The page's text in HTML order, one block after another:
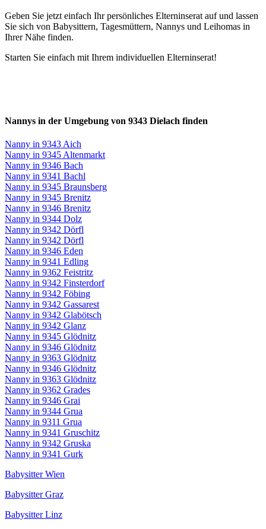
Geben Sie jetzt einfach Ihr persönliches Elterninserat auf und lassen
Sie sich von Babysittern, Tagesmüttern, Nannys und Leihomas in
Ihrer Nähe finden.
Starten Sie einfach mit Ihrem individuellen Elterninserat!
Nannys in der Umgebung von 9343 Dielach finden
Nanny in 9343 Aich
Nanny in 9345 Altenmarkt
Nanny in 9346 Bach
Nanny in 9341 Bachl
Nanny in 9345 Braunsberg
Nanny in 9345 Brenitz
Nanny in 9346 Brenitz
Nanny in 9344 Dolz
Nanny in 9342 Dörfl
Nanny in 9342 Dörfl
Nanny in 9346 Eden
Nanny in 9341 Edling
Nanny in 9362 Feistritz
Nanny in 9342 Finsterdorf
Nanny in 9342 Föbing
Nanny in 9342 Gassarest
Nanny in 9342 Glabötsch
Nanny in 9342 Glanz
Nanny in 9345 Glödnitz
Nanny in 9346 Glödnitz
Nanny in 9363 Glödnitz
Nanny in 9346 Glödnitz
Nanny in 9363 Glödnitz
Nanny in 9362 Grades
Nanny in 9346 Grai
Nanny in 9344 Grua
Nanny in 9311 Grua
Nanny in 9341 Gruschitz
Nanny in 9342 Gruska
Nanny in 9341 Gurk
Babysitter Wien
Babysitter Graz
Babysitter Linz